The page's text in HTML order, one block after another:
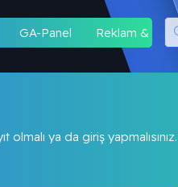
GA-Panel Reklam & İş
ya da giriş